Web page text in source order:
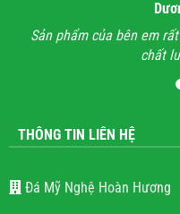
thận,
Anh đã đi xem rất
hết mọi công trình
lăng mộ đá cho có,